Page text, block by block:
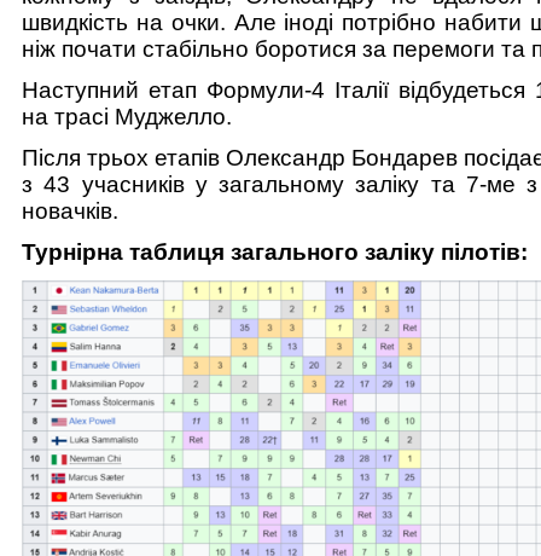
швидкість на очки. Але іноді потрібно
ніж почати стабільно боротися за перемоги та
Наступний етап Формули-4 Італії
на трасі Муджелло.
Після трьох етапів Олександр Бондарев
з 43 учасників у загальному заліку та 7-ме
новачків.
Турнірна таблиця загального заліку пілотів: